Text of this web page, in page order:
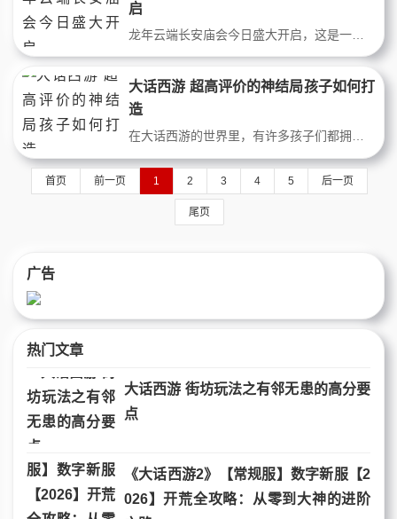
启
大话西游 超高评价的神结局孩子如何打
造
在大话西游的世界里，有许多孩子们都拥有超高的评价。他们无论在战斗中还是在日常生活中，都表现出了非凡的才能和智慧。那么，你是否想成为他们中的一员呢？在这篇文章中，我们将为你详细介绍如何打造一个神级孩子。在本文中，我们将分享一些关于孩子如何打造的精彩细节。孩子是投资回报最高的"资产"；只需花费3亿
首页 前一页 1 2 3 4 5 后一页
尾页
广告
热门文章
大话西游 街坊玩法之有邻无患的高分要
点
《大话西游2》【常规服】数字新服【2
026】开荒全攻略：从零到大神的进阶